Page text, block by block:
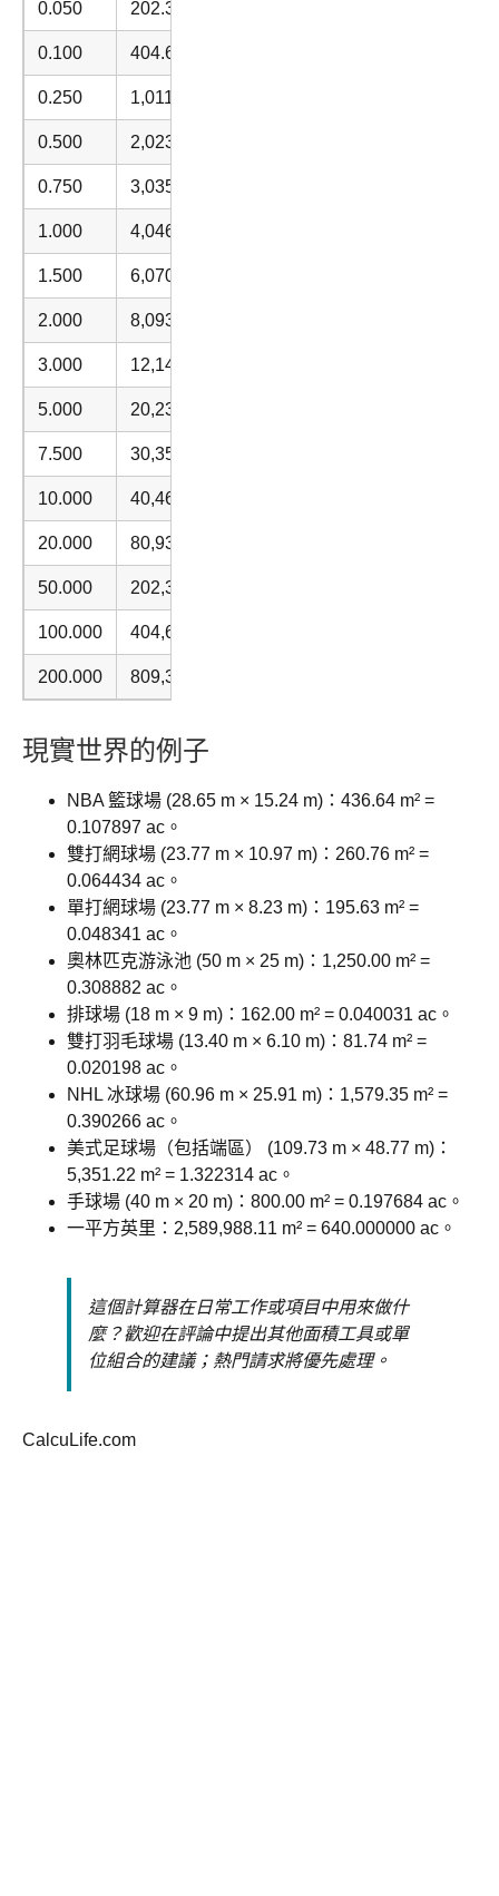
0.050 202.34
0.100 404.69
0.250 1,011.71
0.500 2,023.43
0.750 3,035.14
1.000 4,046.86
1.500 6,070.28
2.000 8,093.71
3.000 12,140.57
5.000 20,234.28
7.500 30,351.42
10.000 40,468.56
20.000 80,937.13
50.000 202,342.82
100.000 404,685.64
200.000 809,371.28
現實世界的例子
NBA 籃球場 (28.65 m × 15.24 m)：436.64 m² =
0.107897 ac。
雙打網球場 (23.77 m × 10.97 m)：260.76 m² =
0.064434 ac。
單打網球場 (23.77 m × 8.23 m)：195.63 m² =
0.048341 ac。
奧林匹克游泳池 (50 m × 25 m)：1,250.00 m² =
0.308882 ac。
排球場 (18 m × 9 m)：162.00 m² = 0.040031 ac。
雙打羽毛球場 (13.40 m × 6.10 m)：81.74 m² =
0.020198 ac。
NHL 冰球場 (60.96 m × 25.91 m)：1,579.35 m² =
0.390266 ac。
美式足球場（包括端區） (109.73 m × 48.77 m)：
5,351.22 m² = 1.322314 ac。
手球場 (40 m × 20 m)：800.00 m² = 0.197684 ac。
一平方英里：2,589,988.11 m² = 640.000000 ac。
這個計算器在日常工作或項目中用來做什
麼？歡迎在評論中提出其他面積工具或單
位組合的建議；熱門請求將優先處理。
CalcuLife.com